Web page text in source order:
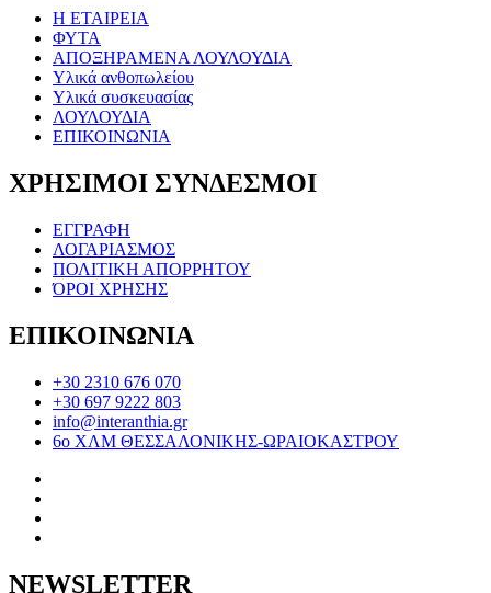
Η ΕΤΑΙΡΕΙΑ
ΦΥΤΑ
ΑΠΟΞΗΡΑΜΕΝΑ ΛΟΥΛΟΥΔΙΑ
Υλικά ανθοπωλείου
Υλικά συσκευασίας
ΛΟΥΛΟΥΔΙΑ
ΕΠΙΚΟΙΝΩΝΙΑ
ΧΡΗΣΙΜΟΙ ΣΥΝΔΕΣΜΟΙ
ΕΓΓΡΑΦΗ
ΛΟΓΑΡΙΑΣΜΟΣ
ΠΟΛΙΤΙΚΗ ΑΠΟΡΡΗΤΟΥ
ΌΡΟΙ ΧΡΗΣΗΣ
ΕΠΙΚΟΙΝΩΝΙΑ
+30 2310 676 070
+30 697 9222 803
info@interanthia.gr
6ο ΧΛΜ ΘΕΣΣΑΛΟΝΙΚΗΣ-ΩΡΑΙΟΚΑΣΤΡΟΥ
NEWSLETTER